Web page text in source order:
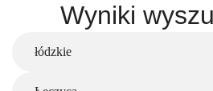
Wyniki